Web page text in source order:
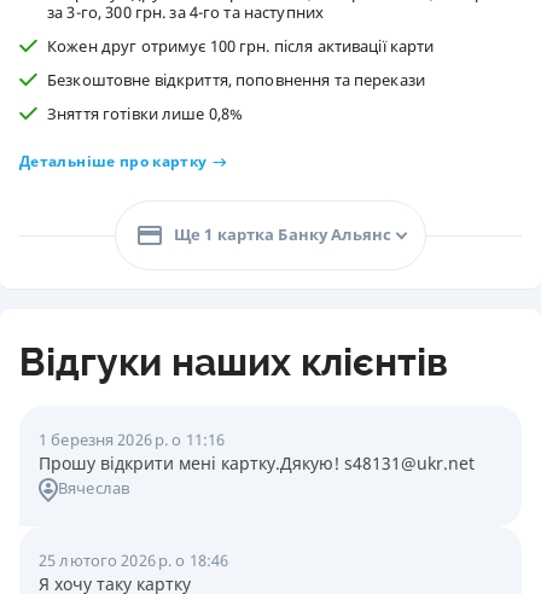
за 3-го, 300 грн. за 4-го та наступних
Кожен друг отримує 100 грн. після активації карти
Безкоштовне відкриття, поповнення та перекази
Зняття готівки лише 0,8%
Детальніше про картку
Ще 1 картка Банку Альянс
Відгуки наших клієнтів
1 березня 2026 р. о 11:16
Прошу відкрити мені картку.Дякую! s48131@ukr.net
Вячеслав
25 лютого 2026 р. о 18:46
Я хочу таку картку